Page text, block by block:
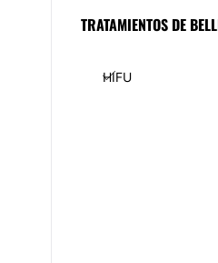
TRATAMIENTOS DE
HIFU